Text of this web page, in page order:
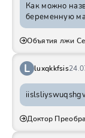
Как можно
беременную
Объятия лжи
L luxqkkfsis
Доктор